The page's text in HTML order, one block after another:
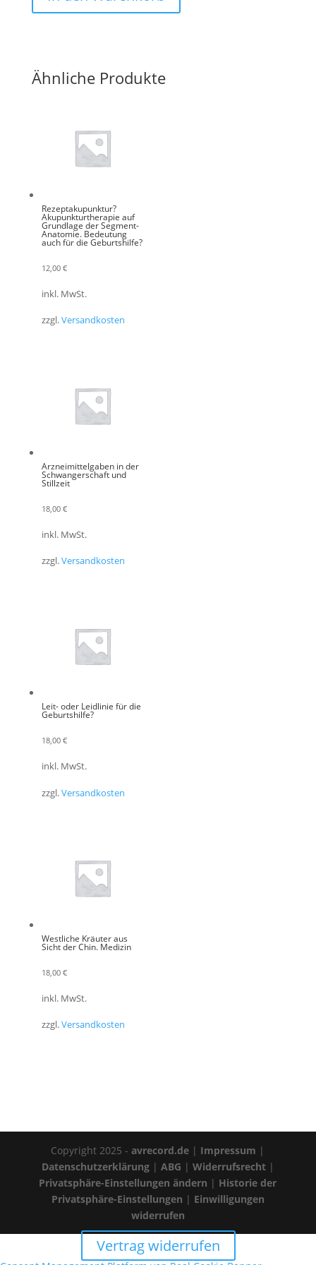
Ähnliche Produkte
Rezeptakupunktur?
Akupunkturtherapie auf
Grundlage der Segment-
Anatomie. Bedeutung
auch für die Geburtshilfe?
12,00 €
inkl. MwSt.
zzgl.Versandkosten
Arzneimittelgaben in der
Schwangerschaft und
Stillzeit
18,00 €
inkl. MwSt.
zzgl.Versandkosten
Leit- oder Leidlinie für die
Geburtshilfe?
18,00 €
inkl. MwSt.
zzgl.Versandkosten
Westliche Kräuter aus
Sicht der Chin. Medizin
18,00 €
inkl. MwSt.
zzgl.Versandkosten
Copyright 2025 -avrecord.de | Impressum |
Datenschutzerklärung| ABG | Widerrufsrecht|
Privatsphäre-Einstellungen ändern | Historie der
Privatsphäre-Einstellungen | Einwilligungen
widerrufen
Vertrag widerrufen